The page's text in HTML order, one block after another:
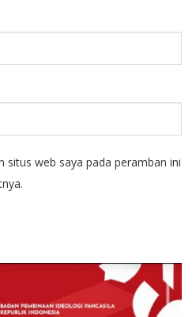
situs web saya pada peramban ini